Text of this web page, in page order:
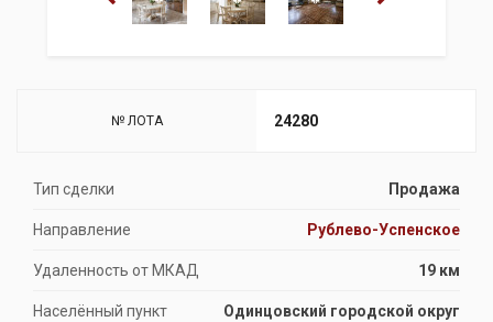
№ ЛОТА 24280
Тип сделки Продажа
Направление Рублево-Успенское
Удаленность от МКАД 19 км
Населённый пункт Одинцовский городской округ